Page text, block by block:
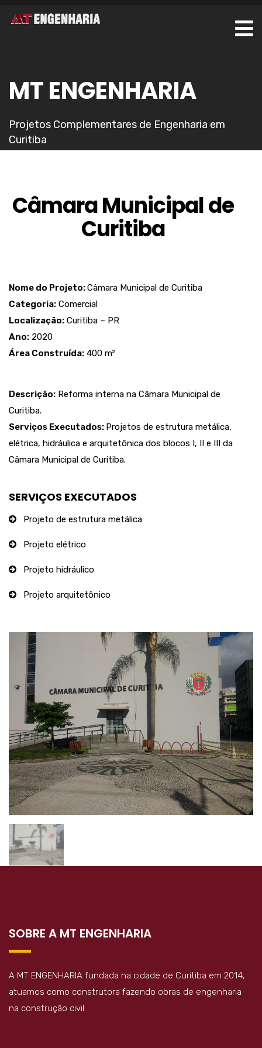
MT ENGENHARIA
Projetos Complementares de Engenharia em
Curitiba
Câmara Municipal de
Curitiba
Nome do Projeto:Câmara Municipal de Curitiba
Categoria: Comercial
Localização: Curitiba – PR
Ano: 2020
Área Construída: 400 m²
Descrição: Reforma interna na Câmara Municipal de
Curitiba.
Serviços Executados: Projetos de estrutura metálica,
elétrica, hidráulica e arquitetônica dos blocos I, II e III da
Câmara Municipal de Curitiba.
SERVIÇOS EXECUTADOS
Projeto de estrutura metálica
Projeto elétrico
Projeto hidráulico
Projeto arquitetônico
SOBRE A MT ENGENHARIA
A MT ENGENHARIA fundada na cidade de Curitiba em 2014,
atuamos como construtora fazendo obras de engenharia
na construção civil.